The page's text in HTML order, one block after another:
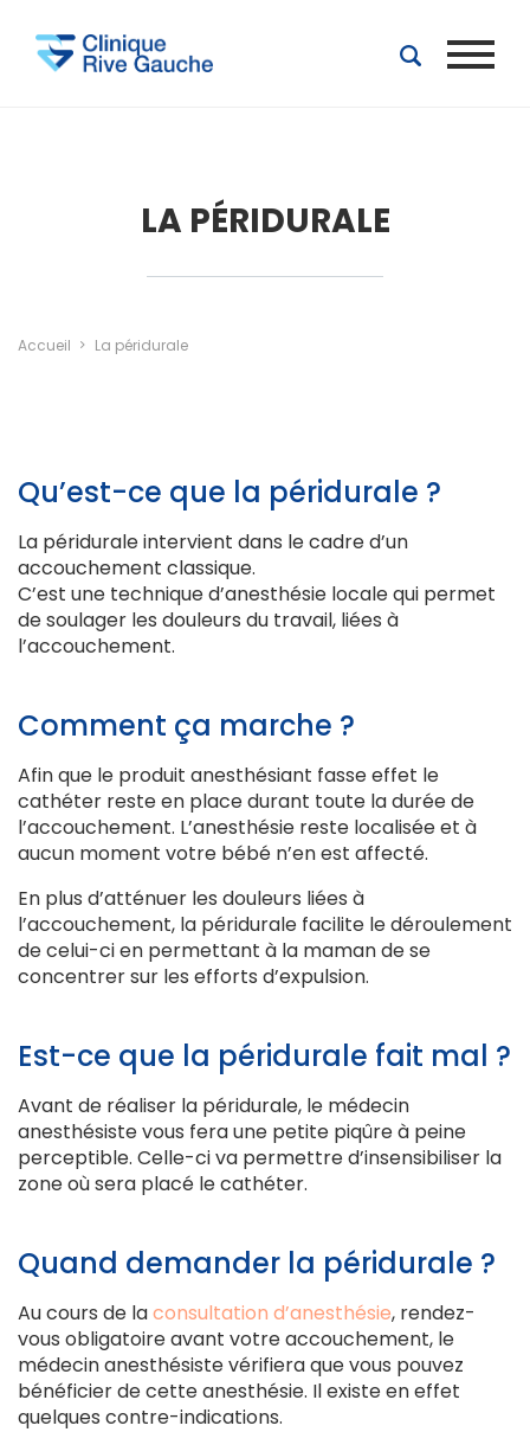
LA PÉRIDURALE
Accueil La péridurale
Qu’est-ce que la péridurale ?
La péridurale intervient dans le cadre d’un
accouchement classique.
C’est une technique d’anesthésie locale qui permet
de soulager les douleurs du travail, liées à
l’accouchement.
Comment ça marche ?
Afin que le produit anesthésiant fasse effet le
cathéter reste en place durant toute la durée de
l’accouchement. L’anesthésie reste localisée et à
aucun moment votre bébé n’en est affecté.
En plus d’atténuer les douleurs liées à
l’accouchement, la péridurale facilite le déroulement
de celui-ci en permettant à la maman de se
concentrer sur les efforts d’expulsion.
Est-ce que la péridurale fait mal ?
Avant de réaliser la péridurale, le médecin
anesthésiste vous fera une petite piqûre à peine
perceptible. Celle-ci va permettre d’insensibiliser la
zone où sera placé le cathéter.
Quand demander la péridurale ?
Au cours de laconsultation d’anesthésie, rendez-
vous obligatoire avant votre accouchement, le
médecin anesthésiste vérifiera que vous pouvez
bénéficier de cette anesthésie. Il existe en effet
quelques contre-indications.